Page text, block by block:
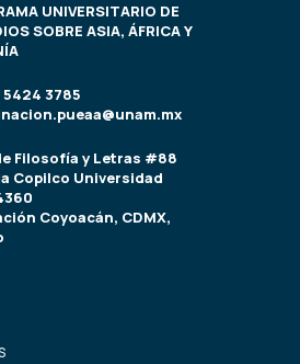
UNIVERSITARIO DE
SOBRE ASIA, ÁFRICA Y
5424 3785
Filosofía y Letras #88
Copilco Universidad
Coyoacán, CDMX,